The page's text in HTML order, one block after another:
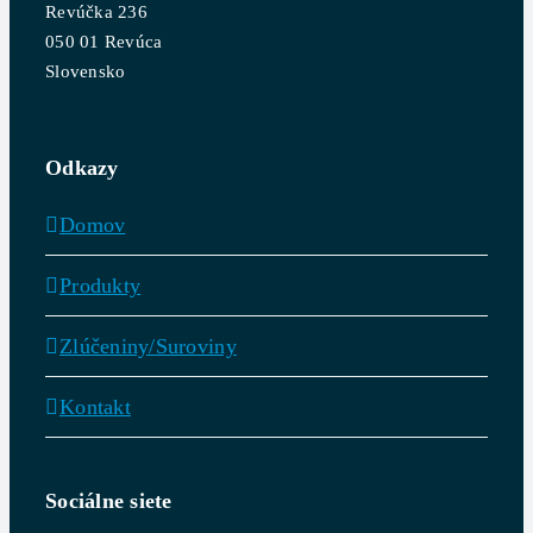
Revúčka 236
050 01 Revúca
Slovensko
Odkazy
Domov
Produkty
Zlúčeniny/Suroviny
Kontakt
Sociálne siete